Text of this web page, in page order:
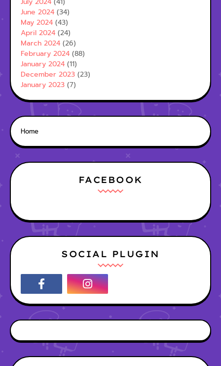
June 2024 (34)
May 2024 (43)
April 2024 (24)
March 2024 (26)
February 2024 (88)
January 2024 (11)
December 2023 (23)
January 2023 (7)
Home
FACEBOOK
SOCIAL PLUGIN